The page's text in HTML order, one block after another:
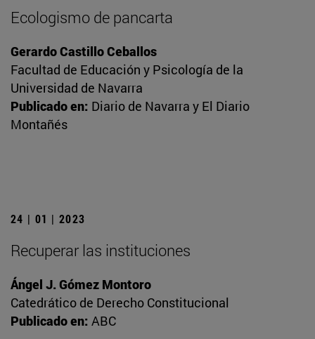
Ecologismo de pancarta
Gerardo Castillo Ceballos
Facultad de Educación y Psicología de la
Universidad de Navarra
Publicado en: Diario de Navarra y El Diario
Montañés
24 | 01 | 2023
Recuperar las instituciones
Ángel J. Gómez Montoro
Catedrático de Derecho Constitucional
Publicado en: ABC